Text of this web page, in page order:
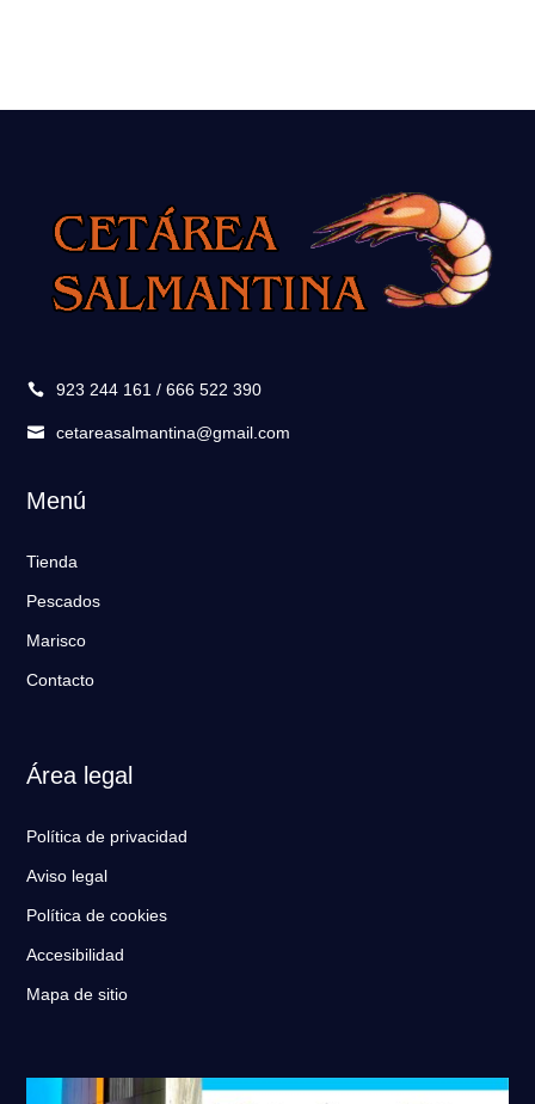
 923 244 161 / 666 522 390
 cetareasalmantina@gmail.com
Menú
Tienda
Pescados
Marisco
Contacto
Área legal
Política de privacidad
Aviso legal
Política de cookies
Accesibilidad
Mapa de sitio